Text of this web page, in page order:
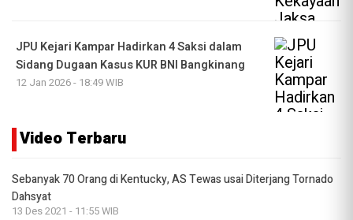
JPU Kejari Kampar Hadirkan 4 Saksi dalam
Sidang Dugaan Kasus KUR BNI Bangkinang
12 Jan 2026 - 18:49 WIB
Video Terbaru
Sebanyak 70 Orang di Kentucky, AS Tewas usai Diterjang Tornado
Dahsyat
13 Des 2021 - 11:55 WIB